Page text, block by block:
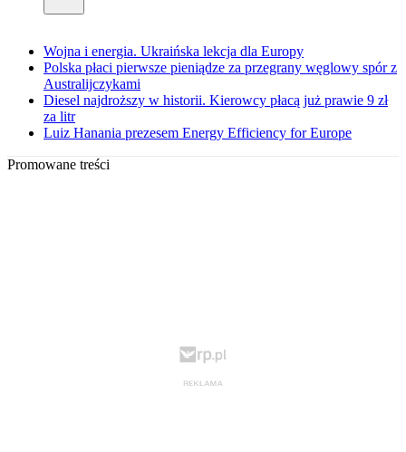
Wojna i energia. Ukraińska lekcja dla Europy
Polska płaci pierwsze pieniądze za przegrany węglowy spór z
Australijczykami
Diesel najdroższy w historii. Kierowcy płacą już prawie 9 zł
za litr
Luiz Hanania prezesem Energy Efficiency for Europe
Promowane treści